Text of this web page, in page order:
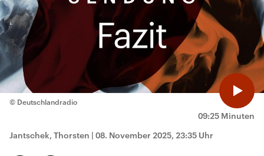
09:25 Minuten
© Deutschlandradio
Jantschek, Thorsten | 08. November 2025, 23:35 Uhr